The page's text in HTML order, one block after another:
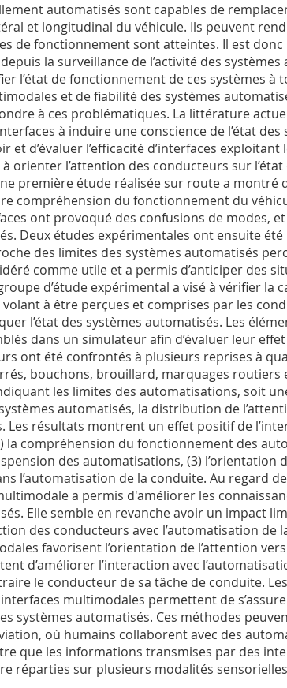
automatisés sont capables de
et longitudinal du véhicule. Ils peuvent
de fonctionnement sont atteintes. Il est donc
la surveillance de l’activité des systèmes
l’état de fonctionnement de ces systèmes à
et de fiabilité des systèmes
à ces problématiques. La littérature
à induire une conscience de l’état des
d’évaluer l’efficacité d’interfaces exploitant
orienter l’attention des conducteurs sur l’état
première étude réalisée sur route a montré
compréhension du fonctionnement du
ont provoqué des confusions de modes,
Deux études expérimentales ont ensuite été
des limites des systèmes automatisés
comme utile et a permis d’anticiper des
d’étude expérimental a visé à vérifier la
à être perçues et comprises par les
l’état des systèmes automatisés. Les
dans un simulateur afin d’évaluer leur
ont été confrontés à plusieurs reprises à
bouchons, brouillard, marquages routiers
les limites des automatisations, soit
automatisés, la distribution de
Les résultats montrent un effet positif de
la compréhension du fonctionnement des
des automatisations, (3) l’orientation
l’automatisation de la conduite. Au regard
a permis d'améliorer les
Elle semble en revanche avoir un impact
des conducteurs avec l’automatisation de
favorisent l’orientation de l’attention vers
d’améliorer l’interaction avec
le conducteur de sa tâche de conduite.
multimodales permettent de
systèmes automatisés. Ces méthodes
où humains collaborent avec des
que les informations transmises par des
réparties sur plusieurs modalités